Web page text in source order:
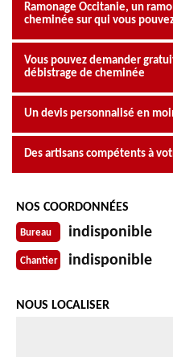
Ramonage Occitanie, un
cheminée sur qui vous
Vous pouvez demander
débistrage de cheminée
Un devis personnalisé en
Des artisans compétents à
NOS COORDONNÉES
Bureau indisponible
Chantier indisponible
NOUS LOCALISER